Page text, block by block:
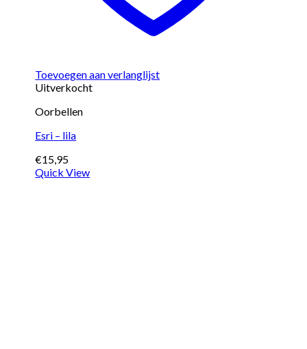
Toevoegen aan verlanglijst
Uitverkocht
Oorbellen
Esri – lila
€15,95
Quick View